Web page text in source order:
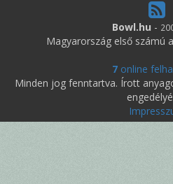
Bowl.hu -
Magyarország első számú
7online
Minden jog fenntartva. Írott